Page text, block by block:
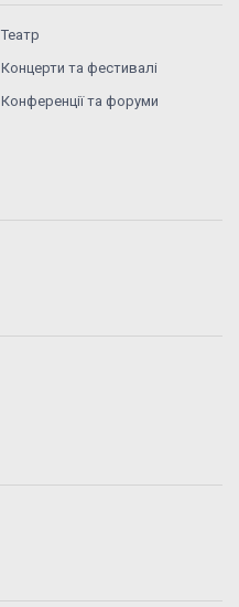
Театр
Концерти та фестивалі
Конференції та форуми